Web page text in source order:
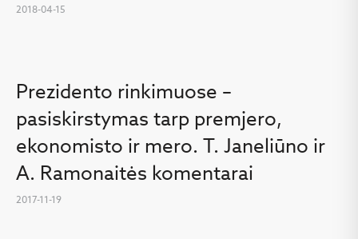
2018-04-15
Prezidento rinkimuose –
pasiskirstymas tarp premjero,
ekonomisto ir mero. T. Janeliūno ir
A. Ramonaitės komentarai
2017-11-19